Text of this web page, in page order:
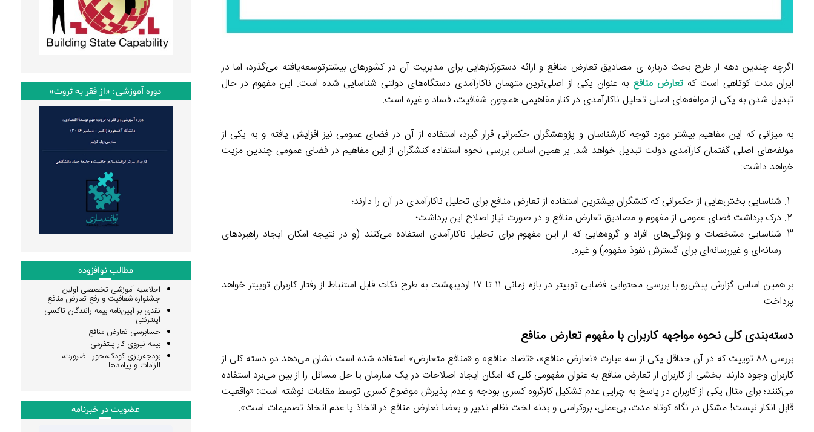
اگرچه چندین دهه از طرح بحث درباره ی مصادیق تعارض منافع و ارائه دستورکارهایی برای مدیریت آن در کشورهای بیشترتوسعه‌یافته می‌گذرد، اما در
ایران مدت کوتاهی است کهتعارض منافع به عنوان یکی از اصلی‌ترین متهمان ناکارآمدی دستگاه‌های دولتی شناسایی شده است. این مفهوم در حال
تبدیل شدن به یکی از مولفه‌های اصلی تحلیل ناکارآمدی در کنار مفاهیمی همچون شفافیت، فساد و غیره است.
به میزانی که این مفاهیم بیشتر مورد توجه کارشناسان و پژوهشگران حکمرانی قرار گیرد، استفاده از آن در فضای عمومی نیز افزایش یافته و به یکی از
مولفه‌های اصلی گفتمان کارآمدی دولت تبدیل خواهد شد. بر همین اساس بررسی نحوه استفاده کنشگران از این مفاهیم در فضای عمومی چندین مزیت
خواهد داشت:
شناسایی بخش‌هایی از حکمرانی که کنشگران بیشترین استفاده از تعارض منافع برای تحلیل ناکارآمدی در آن را دارند؛
درک برداشت فضای عمومی از مفهوم و مصادیق تعارض منافع و در صورت نیاز اصلاح این برداشت؛
شناسایی مشخصات و ویژگی‌های افراد و گروه‌هایی که از این مفهوم برای تحلیل ناکارآمدی استفاده می‌کنند (و در نتیجه امکان ایجاد راهبردهای
رسانه‌ای و غیررسانه‌ای برای گسترش نفوذ مفهوم) و غیره.
بر همین اساس گزارش پیش‌رو با بررسی محتوایی فضایی توییتر در بازه زمانی ۱۱ تا ۱۷ اردیبهشت به طرح نکات قابل استنباط از رفتار کاربران توییتر خواهد
پرداخت.
دسته‌بندی کلی نحوه مواجهه کاربران با مفهوم تعارض منافع
بررسی ۸۸ توییت که در آن حداقل یکی از سه عبارت «تعارض منافع»، «تضاد منافع» و «منافع متعارض» استفاده شده است نشان می‌دهد دو دسته کلی از
کاربران وجود دارند. بخشی از کاربران از تعارض منافع به عنوان مفهومی کلی که امکان ایجاد اصلاحات در یک سازمان یا حل مسائل را از بین می‌برد استفاده
می‌کنند؛ برای مثال یکی از کاربران در پاسخ به چرایی عدم تشکیل کارگروه کسری بودجه و عدم پذیرش موضوع کسری توسط مقامات نوشته است: «واقعیت
قابل انکار نیست! مشکل در نگاه کوتاه مدت، بی‌عملی، بروکراسی و بدنه لخت نظام تدبیر و بعضا تعارض منافع در اتخاذ یا عدم اتخاذ تصمیمات است».
دوره آموزشی: «از فقر به ثروت»
مطالب نوافزوده
اجلاسیه آموزشی تخصصی اولین
جشنواره شفافیت و رفع تعارض منافع
نقدی بر آیین‌نامه بیمه رانندگان تاکسی
اینترنتی
حسابرسی تعارض منافع
بیمه نیروی کار پلتفرمی
بودجه‌ریزی کودک‌محور : ضرورت،
الزامات و پیامدها
عضویت در خبرنامه